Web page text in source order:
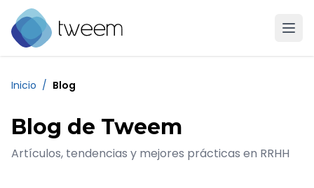
Ir a la página de inicio de Tweem
Inicio / Blog
Blog de Tweem
Artículos, tendencias y mejores prácticas en RRHH